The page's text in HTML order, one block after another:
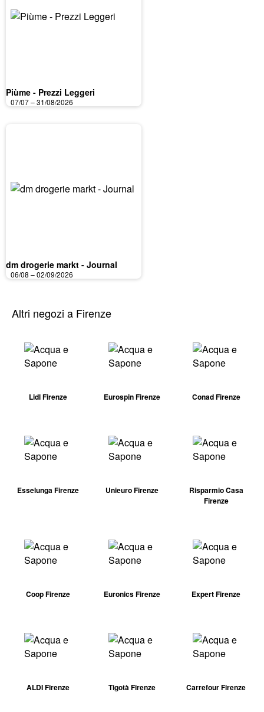
Piùme - Prezzi Leggeri
07/07 – 31/08/2026
dm drogerie markt - Journal
06/08 – 02/09/2026
Altri negozi a Firenze
Lidl Firenze Eurospin Firenze Conad Firenze
Esselunga Firenze Unieuro Firenze
Risparmio Casa
Firenze
Coop Firenze Euronics Firenze Expert Firenze
ALDI Firenze Tigotà Firenze Carrefour Firenze